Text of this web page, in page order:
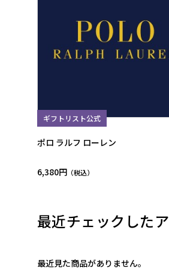
ギフトリスト公式
ポロ ラルフ ローレン
6,380円
最近チェックした
最近見た商品がありません。